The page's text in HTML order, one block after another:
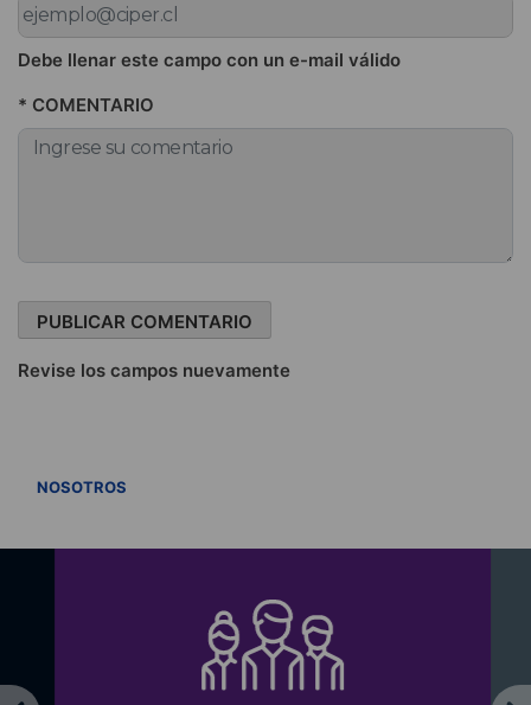
Debe llenar este campo con un e-mail válido
* COMENTARIO
Revise los campos nuevamente
NOSOTROS